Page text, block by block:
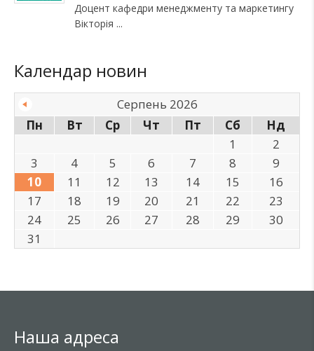
Доцент кафедри менеджменту та маркетингу
Вікторія
Календар новин
Серпень 2026
Пн
Вт Ср Чт Пт Сб
Нд
1
2
3
4 5 6 7 8
9
10
11 12 13 14 15
16
17
18 19 20 21 22
23
24
25 26 27 28 29
30
31
Наша адреса